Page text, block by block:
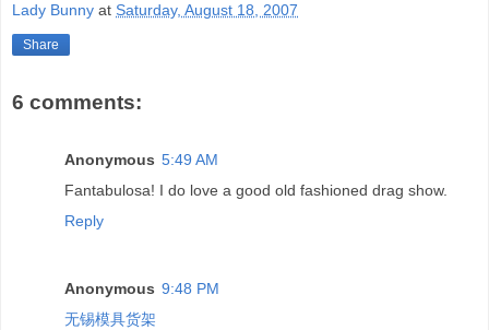
Lady Bunny at Saturday, August 18, 2007
Share
6 comments:
Anonymous 5:49 AM
Fantabulosa! I do love a good old fashioned drag show.
Reply
Anonymous 9:48 PM
无锡模具货架